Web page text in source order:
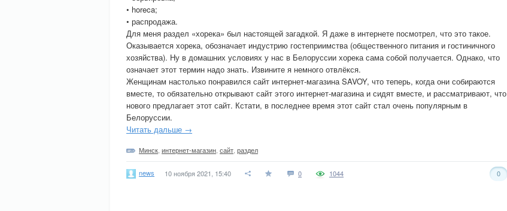
• horeca;
• распродажа.
Для меня раздел «хорека» был настоящей загадкой. Я даже в интернете посмотрел, что это такое.
Оказывается хорека, обозначает индустрию гостеприимства (общественного питания и гостиничного
хозяйства). Ну в домашних условиях у нас в Белоруссии хорека сама собой получается. Однако, что
означает этот термин надо знать. Извините я немного отвлёкся.
Женщинам настолько понравился сайт интернет-магазина SAVOY, что теперь, когда они собираются
вместе, то обязательно открывают сайт этого интернет-магазина и сидят вместе, и рассматривают, что
нового предлагает этот сайт. Кстати, в последнее время этот сайт стал очень популярным в
Белоруссии.
Читать дальше →
Минск интернет-магазин сайт раздел
news 10 ноября 2021, 15:40 0 0
1044